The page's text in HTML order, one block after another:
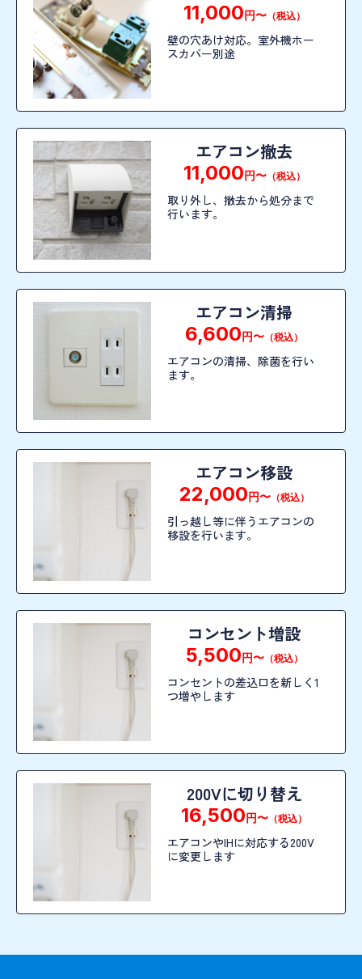
11,000円〜（税込）
壁の穴あけ対応。室外機ホー
スカバー別途
エアコン撤去
11,000 円〜（税込）
取り外し、撤去から処分まで
行います。
エアコン清掃
6,600円〜 （税込）
エアコンの清掃、除菌を行い
ます。
エアコン移設
22,000円〜（税込）
引っ越し等に伴うエアコンの
移設を行います。
コンセント増設
5,500円〜（税込）
コンセントの差込口を新しく1
つ増やします
200Vに切り替え
16,500円〜 （税込）
エアコンやIHに対応する200V
に変更します